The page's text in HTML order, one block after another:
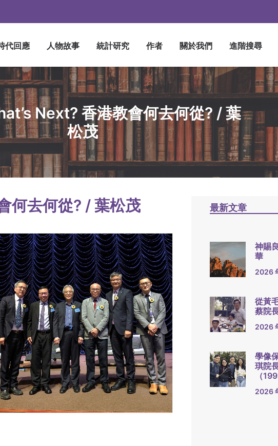
代回應 人物故事 統計研究 作者 關於我們 進階搜尋
Next? 香港教會何去何從? / 葉
松茂
何去何從? / 葉松茂 最新文章
神賜
華
2026
從黃
蔡院
2026
學像
琪院
（
2026